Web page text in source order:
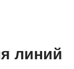
линий